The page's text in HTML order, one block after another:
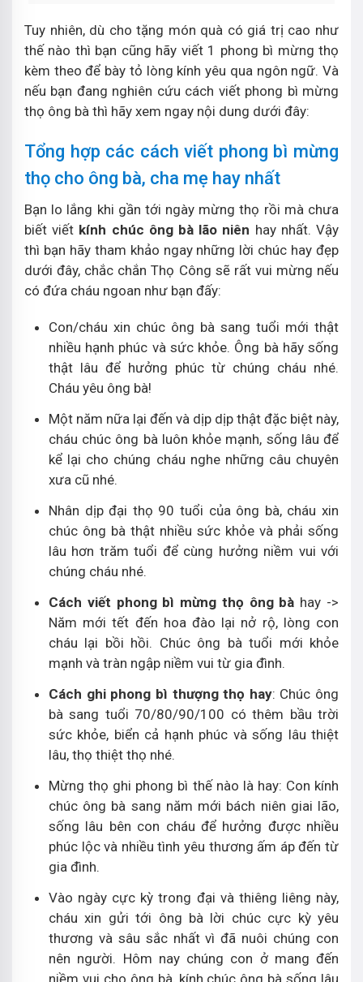
Tuy nhiên, dù cho tặng món quà có giá trị cao như
thế nào thì bạn cũng hãy viết 1 phong bì mừng thọ
kèm theo để bày tỏ lòng kính yêu qua ngôn ngữ. Và
nếu bạn đang nghiên cứu cách viết phong bì mừng
thọ ông bà thì hãy xem ngay nội dung dưới đây:
Tổng hợp các cách viết phong bì mừng
thọ cho ông bà, cha mẹ hay nhất
Bạn lo lắng khi gần tới ngày mừng thọ rồi mà chưa
biết viết kính chúc ông bà lão niên hay nhất. Vậy
thì bạn hãy tham khảo ngay những lời chúc hay đẹp
dưới đây, chắc chắn Thọ Công sẽ rất vui mừng nếu
có đứa cháu ngoan như bạn đấy:
Con/cháu xin chúc ông bà sang tuổi mới thật
nhiều hạnh phúc và sức khỏe. Ông bà hãy sống
thật lâu để hưởng phúc từ chúng cháu nhé.
Cháu yêu ông bà!
Một năm nữa lại đến và dịp dịp thật đặc biệt này,
cháu chúc ông bà luôn khỏe mạnh, sống lâu để
kể lại cho chúng cháu nghe những câu chuyên
xưa cũ nhé.
Nhân dịp đại thọ 90 tuổi của ông bà, cháu xin
chúc ông bà thật nhiều sức khỏe và phải sống
lâu hơn trăm tuổi để cùng hưởng niềm vui với
chúng cháu nhé.
Cách viết phong bì mừng thọ ông bà hay ->
Năm mới tết đến hoa đào lại nở rộ, lòng con
cháu lại bồi hồi. Chúc ông bà tuổi mới khỏe
mạnh và tràn ngập niềm vui từ gia đình.
Cách ghi phong bì thượng thọ hay: Chúc ông
bà sang tuổi 70/80/90/100 có thêm bầu trời
sức khỏe, biển cả hạnh phúc và sống lâu thiệt
lâu, thọ thiệt thọ nhé.
Mừng thọ ghi phong bì thế nào là hay: Con kính
chúc ông bà sang năm mới bách niên giai lão,
sống lâu bên con cháu để hưởng được nhiều
phúc lộc và nhiều tình yêu thương ấm áp đến từ
gia đình.
Vào ngày cực kỳ trong đại và thiêng liêng này,
cháu xin gửi tới ông bà lời chúc cực kỳ yêu
thương và sâu sắc nhất vì đã nuôi chúng con
nên người. Hôm nay chúng con ở mang đến
niềm vui cho ông bà, kính chúc ông bà sống lâu